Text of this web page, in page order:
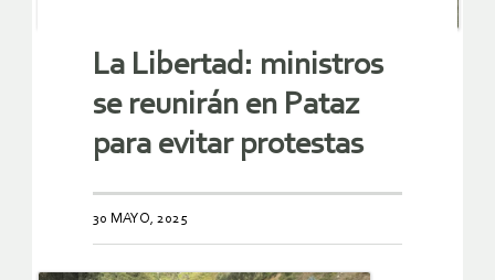
La Libertad: ministros
se reunirán en Pataz
para evitar protestas
30 MAYO, 2025